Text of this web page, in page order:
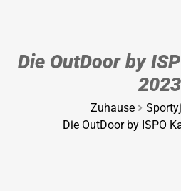
Die OutDoor by
2023
Zuhause
Die OutDoor by ISPO